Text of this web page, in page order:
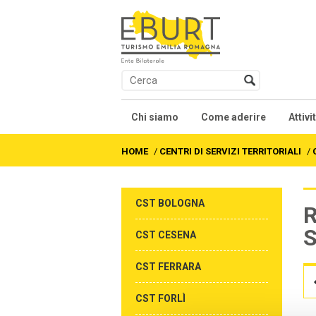
Chi siamo
Presentazione
Come aderire
Contratti collettivi
HOME / CENTRI DI SERVIZI TERRITORIALI /
CST BOLOGNA
CST CESENA
CST FERRARA
CST FORLÌ